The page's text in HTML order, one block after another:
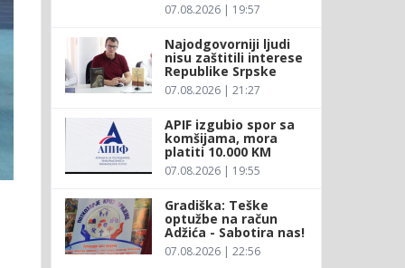
07.08.2026 | 19:57
Najodgovorniji ljudi
nisu zaštitili interese
Republike Srpske
07.08.2026 | 21:27
APIF izgubio spor sa
komšijama, mora
platiti 10.000 KM
07.08.2026 | 19:55
Gradiška: Teške
optužbe na račun
Adžića - Sabotira nas!
07.08.2026 | 22:56